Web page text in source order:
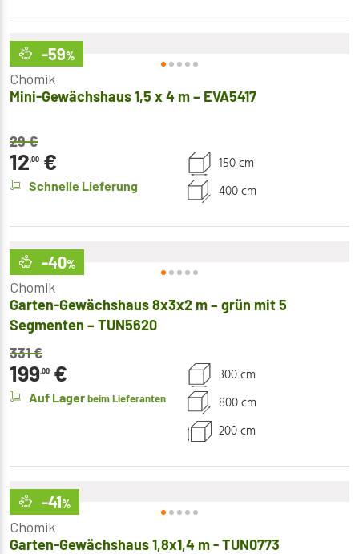
-59%
Chomik
Mini-Gewächshaus 1,5 x 4 m – EVA5417
29€
12,00 €
Schnelle Lieferung
150 cm
400 cm
-40%
Chomik
Garten-Gewächshaus 8x3x2 m – grün mit 5
Segmenten – TUN5620
331€
199,00 €
Auf Lagerbeim Lieferanten
300 cm
800 cm
200 cm
-41%
Chomik
Garten-Gewächshaus 1,8x1,4 m - TUN0773